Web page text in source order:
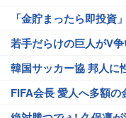
「金貯まったら即投資
若手だらけの巨人がV
韓国サッカー協 邦人に
FIFA会長 愛人へ多額の